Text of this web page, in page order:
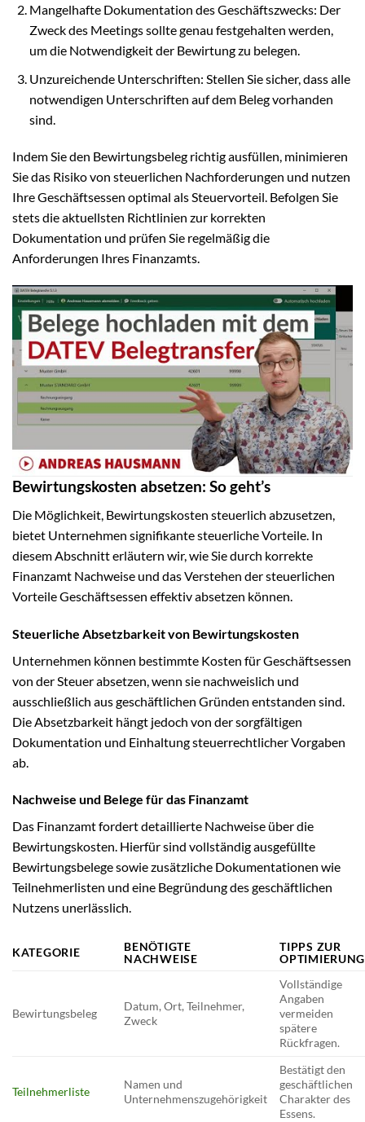
Mangelhafte Dokumentation des Geschäftszwecks: Der
Zweck des Meetings sollte genau festgehalten werden,
um die Notwendigkeit der Bewirtung zu belegen.
Unzureichende Unterschriften: Stellen Sie sicher, dass alle
notwendigen Unterschriften auf dem Beleg vorhanden
sind.
Indem Sie den Bewirtungsbeleg richtig ausfüllen, minimieren
Sie das Risiko von steuerlichen Nachforderungen und nutzen
Ihre Geschäftsessen optimal als Steuervorteil. Befolgen Sie
stets die aktuellsten Richtlinien zur korrekten
Dokumentation und prüfen Sie regelmäßig die
Anforderungen Ihres Finanzamts.
Bewirtungskosten absetzen: So geht’s
Die Möglichkeit, Bewirtungskosten steuerlich abzusetzen,
bietet Unternehmen signifikante steuerliche Vorteile. In
diesem Abschnitt erläutern wir, wie Sie durch korrekte
Finanzamt Nachweise und das Verstehen der steuerlichen
Vorteile Geschäftsessen effektiv absetzen können.
Steuerliche Absetzbarkeit von Bewirtungskosten
Unternehmen können bestimmte Kosten für Geschäftsessen
von der Steuer absetzen, wenn sie nachweislich und
ausschließlich aus geschäftlichen Gründen entstanden sind.
Die Absetzbarkeit hängt jedoch von der sorgfältigen
Dokumentation und Einhaltung steuerrechtlicher Vorgaben
ab.
Nachweise und Belege für das Finanzamt
Das Finanzamt fordert detaillierte Nachweise über die
Bewirtungskosten. Hierfür sind vollständig ausgefüllte
Bewirtungsbelege sowie zusätzliche Dokumentationen wie
Teilnehmerlisten und eine Begründung des geschäftlichen
Nutzens unerlässlich.
KATEGORIE
BENÖTIGTE
NACHWEISE
TIPPS ZUR
OPTIMIERUNG
Bewirtungsbeleg
Datum, Ort, Teilnehmer,
Zweck
Vollständige
Angaben
vermeiden
spätere
Rückfragen.
Teilnehmerliste
Namen und
Unternehmenszugehörigkeit
Bestätigt den
geschäftlichen
Charakter des
Essens.